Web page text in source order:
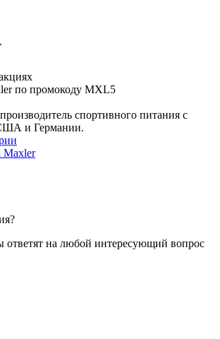
по промокоду MXL5
спортивного питания с
и Германии.
Maxler
ответят на любой интересующий вопрос